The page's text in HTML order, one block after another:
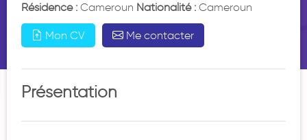
Résidence : Cameroun Nationalité : Cameroun
Mon CV Me contacter
Présentation